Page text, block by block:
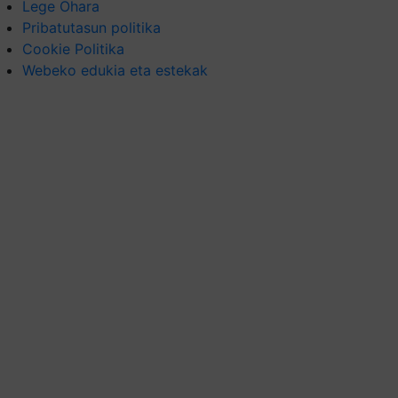
Lege Ohara
Pribatutasun politika
Cookie Politika
Webeko edukia eta estekak